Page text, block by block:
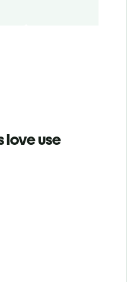
love use